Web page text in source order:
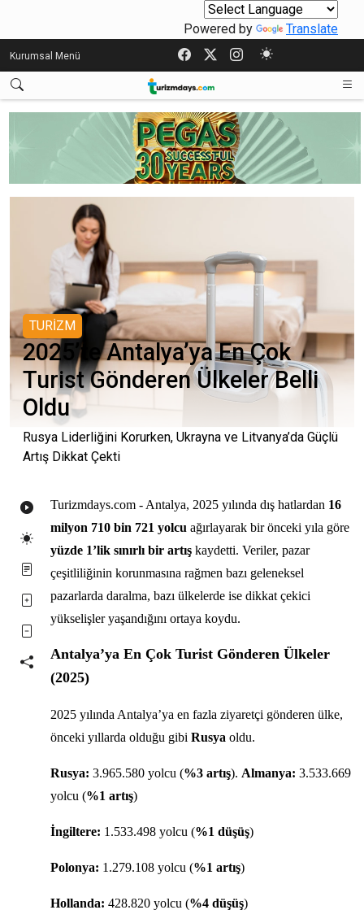
Powered by Translate
Kurumsal Menü
TURİZM
2025’te Antalya’ya En Çok
Turist Gönderen Ülkeler Belli
Oldu
Rusya Liderliğini Korurken, Ukrayna ve Litvanya’da Güçlü
Artış Dikkat Çekti
Turizmdays.com - Antalya, 2025 yılında dış hatlardan 16
milyon 710 bin 721 yolcu ağırlayarak bir önceki yıla göre
yüzde 1’lik sınırlı bir artış kaydetti. Veriler, pazar
çeşitliliğinin korunmasına rağmen bazı geleneksel
pazarlarda daralma, bazı ülkelerde ise dikkat çekici
yükselişler yaşandığını ortaya koydu.
Antalya’ya En Çok Turist Gönderen Ülkeler
(2025)
2025 yılında Antalya’ya en fazla ziyaretçi gönderen ülke,
önceki yıllarda olduğu gibi Rusya oldu.
Rusya: 3.965.580 yolcu (%3 artış). Almanya: 3.533.669
yolcu (%1 artış)
İngiltere: 1.533.498 yolcu (%1 düşüş)
Polonya: 1.279.108 yolcu (%1 artış)
Hollanda: 428.820 yolcu (%4 düşüş)